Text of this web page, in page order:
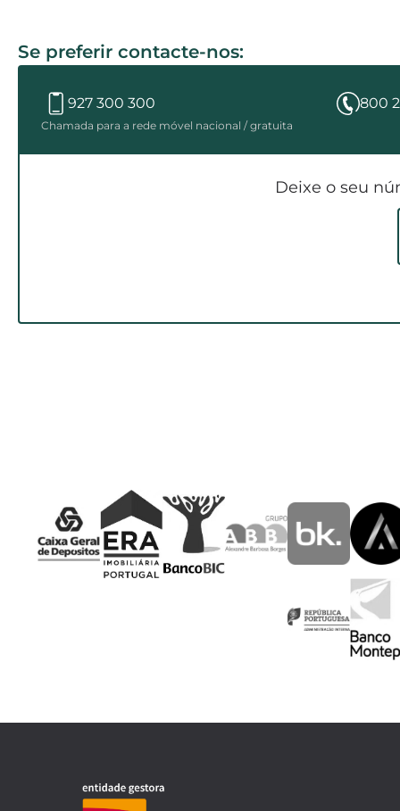
Se preferir contacte-nos:
927 300 300 800
Chamada para a rede móvel nacional / gratuita
Deixe o seu